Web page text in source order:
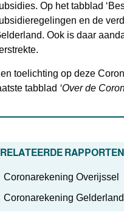
Op het tabblad
en de
Ook is daar
toelichting op deze
tabblad ‘Over de
RAPPORTEN
Coronarekening Overijssel
Coronarekening